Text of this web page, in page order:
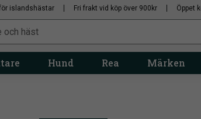
islandshästar Fri frakt vid köp över 900kr Öppet
Hund Rea Märken